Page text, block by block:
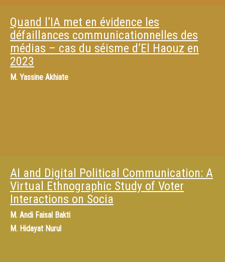
Quand l’IA met en évidence les
défaillances communicationnelles des
médias – cas du séisme d’El Haouz en
2023
M. Yassine Akhiate
AI and Digital Political Communication: A
Virtual Ethnographic Study of Voter
Interactions on Socia
M. Andi Faisal Bakti
M. Hidayat Nurul